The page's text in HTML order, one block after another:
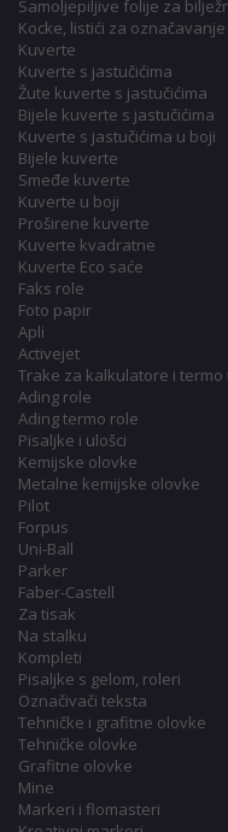
Samoljepiljive folije za
Kocke, listići za
Kuverte
Kuverte s jastučićima
Žute kuverte s jastučićima
Bijele kuverte s jastučićima
Kuverte s jastučićima u boji
Bijele kuverte
Smeđe kuverte
Kuverte u boji
Proširene kuverte
Kuverte kvadratne
Kuverte Eco saće
Faks role
Foto papir
Apli
Activejet
Trake za kalkulatore i termo
Ading role
Ading termo role
Pisaljke i ulošci
Kemijske olovke
Metalne kemijske olovke
Pilot
Forpus
Uni-Ball
Parker
Faber-Castell
Za tisak
Na stalku
Kompleti
Pisaljke s gelom, roleri
Označivači teksta
Tehničke i grafitne olovke
Tehničke olovke
Grafitne olovke
Mine
Markeri i flomasteri